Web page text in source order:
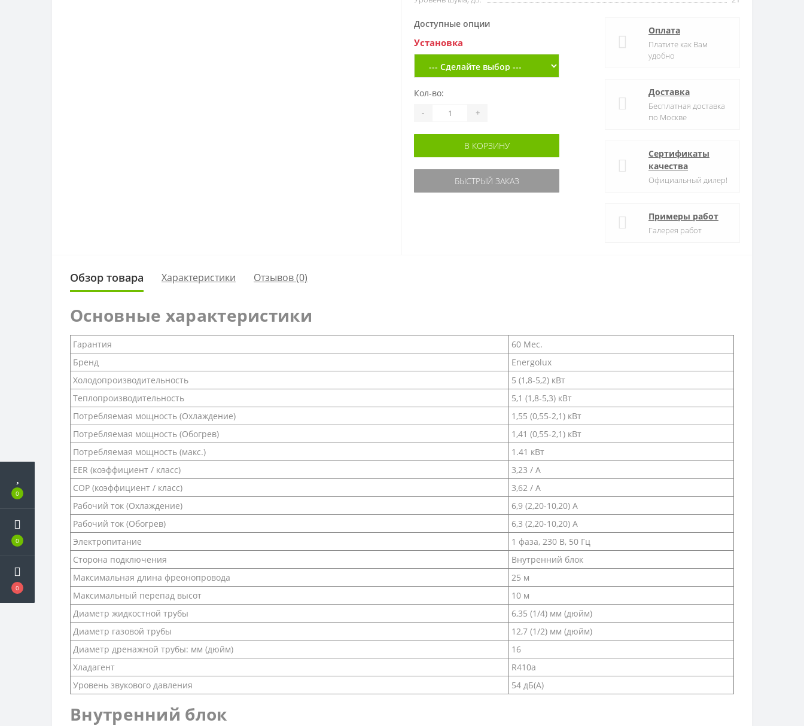
0
0
0
Доступные опции
Установка
Кол-во:
- +
В КОРЗИНУ
БЫСТРЫЙ ЗАКАЗ
Оплата
Платите как Вам
удобно
Доставка
Бесплатная доставка
по Москве
Сертификаты
качества
Официальный дилер!
Примеры работ
Галерея работ
Обзор товара Характеристики Отзывов (0)
Основные характеристики
Гарантия
60 Мес.
Бренд
Energolux
Холодопроизводительность
5 (1,8-5,2) кВт
Теплопроизводительность
5,1 (1,8-5,3) кВт
Потребляемая мощность (Охлаждение)
1,55 (0,55-2,1) кВт
Потребляемая мощность (Обогрев)
1,41 (0,55-2,1) кВт
Потребляемая мощность (макс.)
1.41 кВт
EER (коэффициент / класс)
3,23 / A
COP (коэффициент / класс)
3,62 / A
Рабочий ток (Охлаждение)
6,9 (2,20-10,20) A
Рабочий ток (Обогрев)
6,3 (2,20-10,20) А
Электропитание
1 фаза, 230 В, 50 Гц
Сторона подключения
Внутренний блок
Максимальная длина фреонопровода
25 м
Максимальный перепад высот
10 м
Диаметр жидкостной трубы
6,35 (1/4) мм (дюйм)
Диаметр газовой трубы
12,7 (1/2) мм (дюйм)
Диаметр дренажной трубы: мм (дюйм)
16
Хладагент
R410a
Уровень звукового давления
54 дБ(А)
Внутренний блок